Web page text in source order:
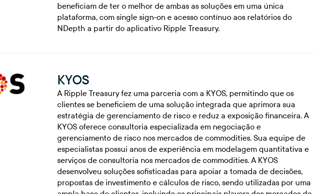
beneficiam de ter o melhor de ambas as soluções em uma única
plataforma, com single sign-on e acesso contínuo aos relatórios do
NDepth a partir do aplicativo Ripple Treasury.
KYOS
A Ripple Treasury fez uma parceria com a KYOS, permitindo que os
clientes se beneficiem de uma solução integrada que aprimora sua
estratégia de gerenciamento de risco e reduz a exposição financeira. A
KYOS oferece consultoria especializada em negociação e
gerenciamento de risco nos mercados de commodities. Sua equipe de
especialistas possui anos de experiência em modelagem quantitativa e
serviços de consultoria nos mercados de commodities. A KYOS
desenvolveu soluções sofisticadas para apoiar a tomada de decisões,
propostas de investimento e cálculos de risco, sendo utilizadas por uma